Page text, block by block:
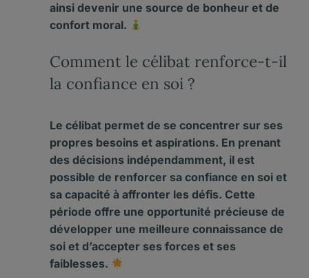
ainsi devenir une source de bonheur et de
confort moral.
Comment le célibat renforce-t-il
la confiance en soi ?
Le célibat permet de se concentrer sur ses
propres besoins et aspirations. En prenant
des décisions indépendamment, il est
possible de renforcer sa confiance en soi et
sa capacité à affronter les défis. Cette
période offre une opportunité précieuse de
développer une meilleure connaissance de
soi et d’accepter ses forces et ses
faiblesses.